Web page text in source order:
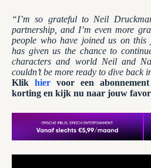
“I’m so grateful to Neil
partnership, and I’m even more
people who have joined us on this
has given us the chance to
characters and world Neil and
couldn’t be more ready to dive back
Klik hiervoor een
korting en kijk nu naar jouw